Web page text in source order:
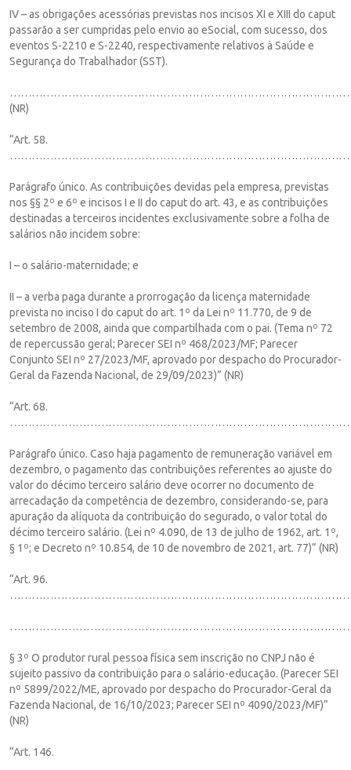
IV – as obrigações acessórias previstas nos incisos XI e XIII do caput
passarão a ser cumpridas pelo envio ao eSocial, com sucesso, dos
eventos S-2210 e S-2240, respectivamente relativos à Saúde e
Segurança do Trabalhador (SST).
(NR)
“Art. 58.
Parágrafo único. As contribuições devidas pela empresa, previstas
nos §§ 2º e 6º e incisos I e II do caput do art. 43, e as contribuições
destinadas a terceiros incidentes exclusivamente sobre a folha de
salários não incidem sobre:
I – o salário-maternidade; e
II – a verba paga durante a prorrogação da licença maternidade
prevista no inciso I do caput do art. 1º da Lei nº 11.770, de 9 de
setembro de 2008, ainda que compartilhada com o pai. (Tema nº 72
de repercussão geral; Parecer SEI nº 468/2023/MF; Parecer
Conjunto SEI nº 27/2023/MF, aprovado por despacho do Procurador-
Geral da Fazenda Nacional, de 29/09/2023)” (NR)
“Art. 68.
Parágrafo único. Caso haja pagamento de remuneração variável em
dezembro, o pagamento das contribuições referentes ao ajuste do
valor do décimo terceiro salário deve ocorrer no documento de
arrecadação da competência de dezembro, considerando-se, para
apuração da alíquota da contribuição do segurado, o valor total do
décimo terceiro salário. (Lei nº 4.090, de 13 de julho de 1962, art. 1º,
§ 1º; e Decreto nº 10.854, de 10 de novembro de 2021, art. 77)” (NR)
“Art. 96.
§ 3º O produtor rural pessoa física sem inscrição no CNPJ não é
sujeito passivo da contribuição para o salário-educação. (Parecer SEI
nº 5899/2022/ME, aprovado por despacho do Procurador-Geral da
Fazenda Nacional, de 16/10/2023; Parecer SEI nº 4090/2023/MF)”
(NR)
“Art. 146.